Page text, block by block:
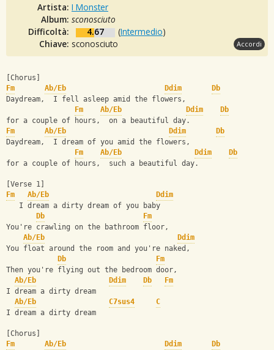
Artista: I Monster
Album: sconosciuto
Difficoltà:
4.67 (Intermedio)
Chiave: sconosciuto Accordi
[Chorus]
Fm
Ab/Eb Ddim
Db
Daydream,  I fell asleep amid the flowers,
Fm
Ab/Eb Ddim
Db
for a couple of hours,  on a beautiful day.
Fm
Ab/Eb Ddim
Db
Daydream,  I dream of you amid the flowers,
Fm
Ab/Eb Ddim
Db
for a couple of hours,  such a beautiful day.
[Verse 1]
Fm
Ab/Eb
Ddim
   I dream a dirty dream of you baby
Db
Fm
You're crawling on the bathroom floor,
Ab/Eb
Ddim
You float around the room and you're naked,
Db
Fm
Then you're flying out the bedroom door,
Ab/Eb
Ddim Db
Fm
I dream a dirty dream
Ab/Eb
C7sus4
C
I dream a dirty dream
[Chorus]
Fm
Ab/Eb Ddim
Db